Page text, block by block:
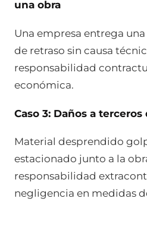
una obra
Una empresa entrega
de retraso sin causa
responsabilidad
económica.
Caso 3: Daños a
Material desprendido
estacionado junto a la
responsabilidad
negligencia en medidas